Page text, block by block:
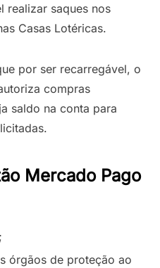
realizar saques nos
Casas Lotéricas.
por ser recarregável, o
compras
saldo na conta para
Mercado Pago
órgãos de proteção ao